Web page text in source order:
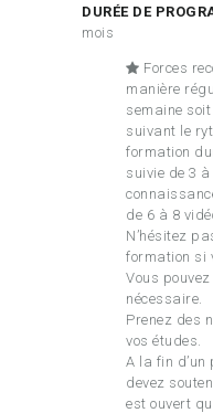
DURÉE DE
mois
Forces
manière
semaine
suivant le
formation
suivie de 3
de 6 à 8
N’hésitez
formation si
Vous
nécessaire.
Prenez des
vos études.
A la fin d’un
devez
est ouvert